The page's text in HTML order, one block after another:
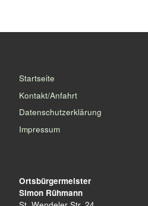
Startseite
Kontakt/Anfahrt
Datenschutzerklärung
Impressum
Ortsbürgermeister
Simon Rühmann